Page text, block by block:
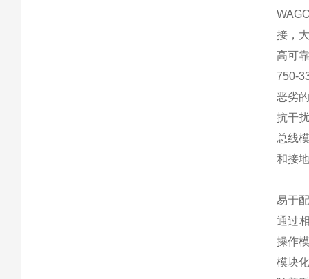
接，
高可
750-
恶劣
抗干
总线
和接
易于
通过
操作
模块